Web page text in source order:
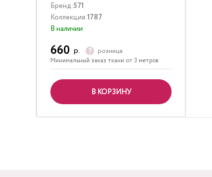
Бренд:571
Коллекция:1787
В наличии
660 р. розница
Минимальный заказ ткани от 3 метров
В КОРЗИНУ